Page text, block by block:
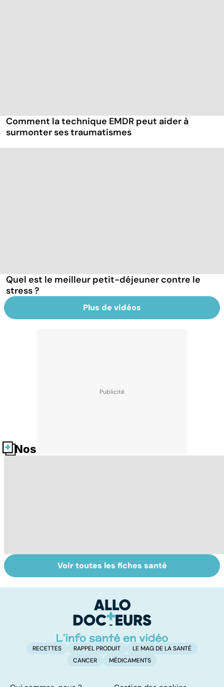
Comment la technique EMDR peut aider à
surmonter ses traumatismes
Quel est le meilleur petit-déjeuner contre le
stress ?
Plus de vidéos
Nos fiches santé
Violences
sexuelles :
Comment tenir
ses bonnes
Voir toutes les fiches santé
RECETTES RAPPEL PRODUIT
LE MAG DE LA SANTÉ
CANCER
MÉDICAMENTS